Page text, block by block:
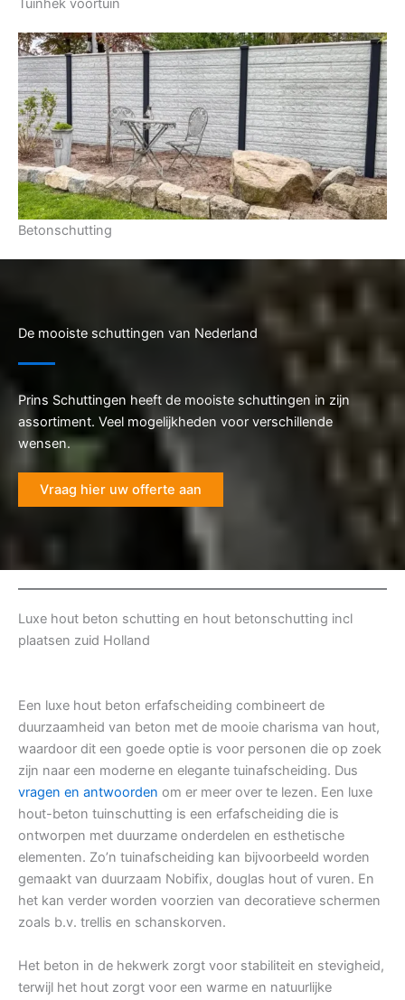
Tuinhek voortuin
Betonschutting
De mooiste schuttingen van Nederland
Prins Schuttingen heeft de mooiste schuttingen in zijn
assortiment. Veel mogelijkheden voor verschillende
wensen.
Vraag hier uw offerte aan
Luxe hout beton schutting en hout betonschutting incl
plaatsen zuid Holland
Een luxe hout beton erfafscheiding combineert de
duurzaamheid van beton met de mooie charisma van hout,
waardoor dit een goede optie is voor personen die op zoek
zijn naar een moderne en elegante tuinafscheiding. Dus
vragen en antwoorden om er meer over te lezen. Een luxe
hout-beton tuinschutting is een erfafscheiding die is
ontworpen met duurzame onderdelen en esthetische
elementen. Zo’n tuinafscheiding kan bijvoorbeeld worden
gemaakt van duurzaam Nobifix, douglas hout of vuren. En
het kan verder worden voorzien van decoratieve schermen
zoals b.v. trellis en schanskorven.
Het beton in de hekwerk zorgt voor stabiliteit en stevigheid,
terwijl het hout zorgt voor een warme en natuurlijke